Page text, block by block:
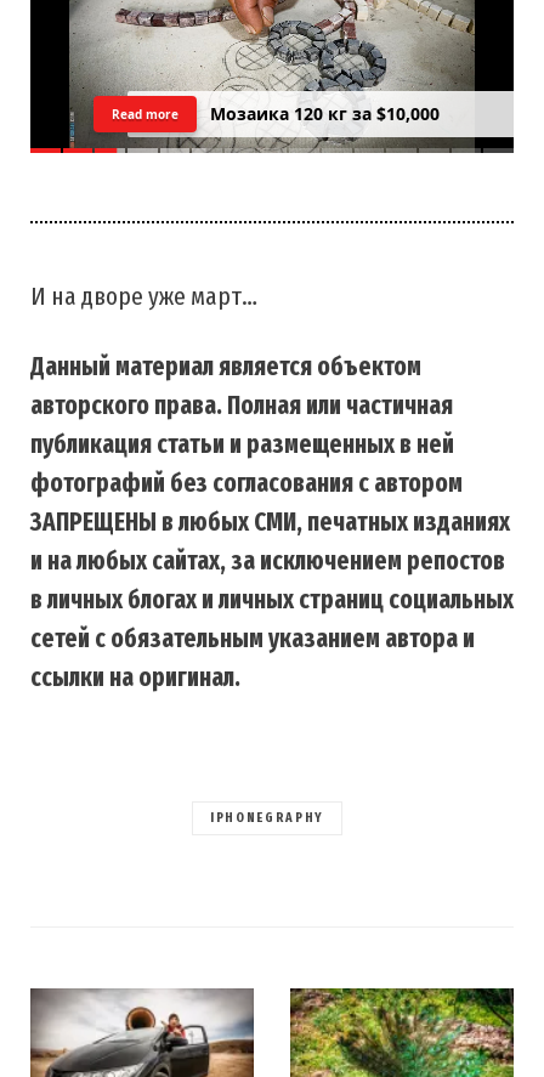
Цреда — Самарийский вид на
закатний Тель Авив
Read more
И на дворе уже март…
Данный материал является объектом
авторского права. Полная или частичная
публикация статьи и размещенных в ней
фотографий без согласования с автором
ЗАПРЕЩЕНЫ в любых СМИ, печатных изданиях
и на любых сайтах, за исключением репостов
в личных блогах и личных страниц социальных
сетей с обязательным указанием автора и
ссылки на оригинал.
IPHONEGRAPHY